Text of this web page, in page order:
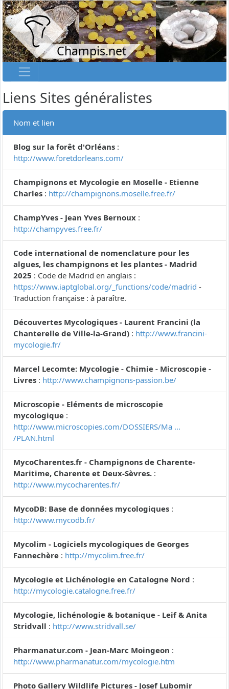
Champis.net
Liens Sites généralistes
Nom et lien
Blog sur la forêt d'Orléans :
http://www.foretdorleans.com/
Champignons et Mycologie en Moselle - Etienne
Charles : http://champignons.moselle.free.fr/
ChampYves - Jean Yves Bernoux :
http://champyves.free.fr/
Code international de nomenclature pour les
algues, les champignons et les plantes - Madrid
2025 : Code de Madrid en anglais :
https://www.iaptglobal.org/_functions/code/madrid -
Traduction française : à paraître.
Découvertes Mycologiques - Laurent Francini (la
Chanterelle de Ville-la-Grand) : http://www.francini-
mycologie.fr/
Marcel Lecomte: Mycologie - Chimie - Microscopie -
Livres : http://www.champignons-passion.be/
Microscopie - Eléments de microscopie
mycologique :
http://www.microscopies.com/DOSSIERS/Ma ...
/PLAN.html
MycoCharentes.fr - Champignons de Charente-
Maritime, Charente et Deux-Sèvres. :
http://www.mycocharentes.fr/
MycoDB: Base de données mycologiques :
http://www.mycodb.fr/
Mycolim - Logiciels mycologiques de Georges
Fannechère : http://mycolim.free.fr/
Mycologie et Lichénologie en Catalogne Nord :
http://mycologie.catalogne.free.fr/
Mycologie, lichénologie & botanique - Leif & Anita
Stridvall : http://www.stridvall.se/
Pharmanatur.com - Jean-Marc Moingeon :
http://www.pharmanatur.com/mycologie.htm
Photo Gallery Wildlife Pictures - Josef Lubomir